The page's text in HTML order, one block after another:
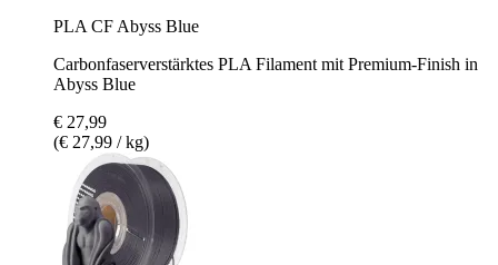
PLA CF Abyss Blue
Carbonfaserverstärktes PLA Filament mit Premium-Finish in
Abyss Blue
€ 27,99
(€ 27,99 / kg)